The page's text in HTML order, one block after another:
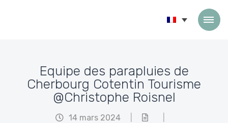
Equipe des parapluies de
Cherbourg Cotentin Tourisme
@Christophe Roisnel
14 mars 2024